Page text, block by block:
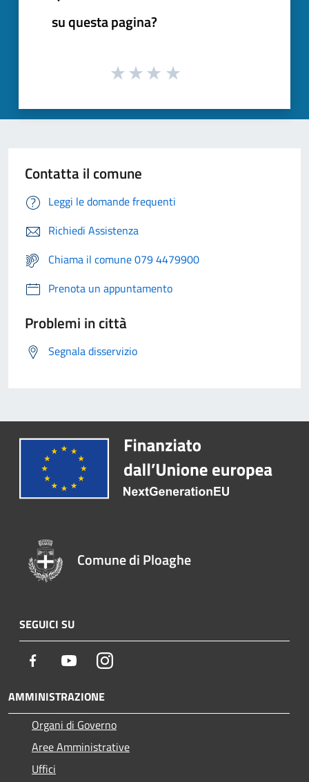
su questa pagina?
Contatta il comune
Leggi le domande frequenti
Richiedi Assistenza
Chiama il comune 079 4479900
Prenota un appuntamento
Problemi in città
Segnala disservizio
Comune di Ploaghe
SEGUICI SU
Facebook YoutubeInstagram
AMMINISTRAZIONE
Organi di Governo
Aree Amministrative
Uffici